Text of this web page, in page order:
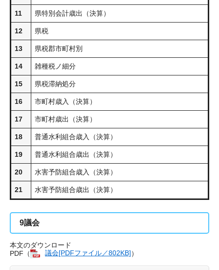
11 県特別会計歳出（決算）
12 県税
13 県税郡市町村別
14 雑種税ノ細分
15 県税滞納処分
16 市町村歳入（決算）
17 市町村歳出（決算）
18 普通水利組合歳入（決算）
19 普通水利組合歳出（決算）
20 水害予防組合歳入（決算）
21 水害予防組合歳出（決算）
9議会
本文のダウンロード
PDF（
議会[PDFファイル／802KB]）